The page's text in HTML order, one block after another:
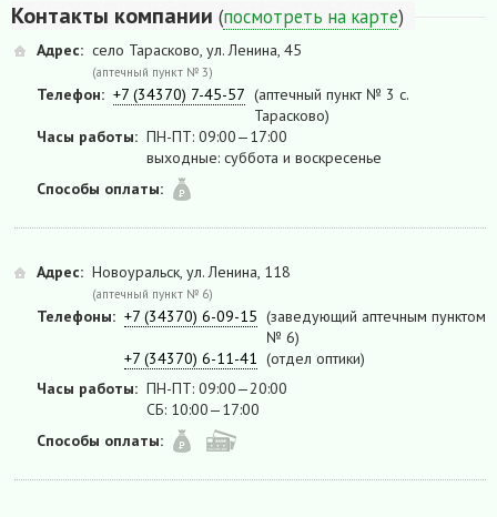
Контакты компании (посмотреть на карте)
Адрес: село Тарасково, ул. Ленина, 45
(аптечный пункт № 3)
Телефон: +7 (34370) 7-45-57 (аптечный пункт № 3 с.
Тарасково)
Часы работы: ПН-ПТ: 09:00—17:00
выходные: суббота и воскресенье
Способы оплаты:
Адрес: Новоуральск, ул. Ленина, 118
(аптечный пункт № 6)
Телефоны: +7 (34370) 6-09-15 (заведующий аптечным пунктом
№ 6)
+7 (34370) 6-11-41 (отдел оптики)
Часы работы: ПН-ПТ: 09:00—20:00
СБ: 10:00—17:00
Способы оплаты: